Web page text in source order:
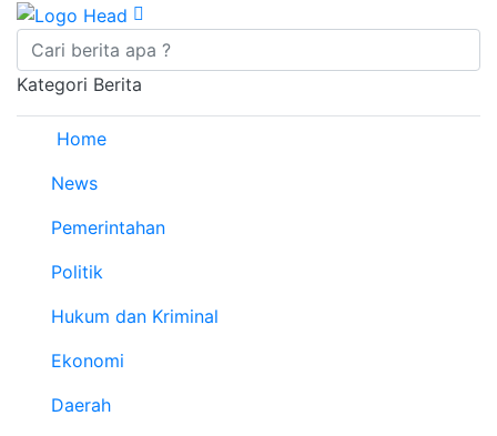
Kategori Berita
Home
News
Pemerintahan
Politik
Hukum dan Kriminal
Ekonomi
Daerah